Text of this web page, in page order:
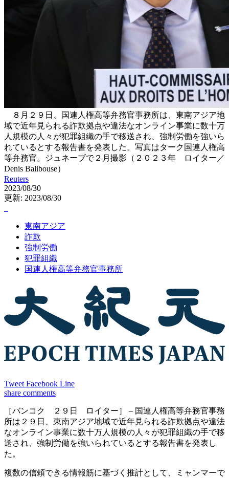
８月２９日、国連人権高等弁務官事務所は、東南アジア地
域で近年見られる詐欺拠点や違法なオンライン事業に数十万
人規模の人々が犯罪組織の手で移送され、強制労働を強いら
れているとする報告書を発表した。写真はターク国連人権高
等弁務官。ジュネーブで２月撮影（２０２３年 ロイター／
Denis Balibouse）
Reuters
2023/08/30
更新: 2023/08/30
東南アジア
詐欺
強制労働
犯罪組織
国連人権高等弁務官事務所
Tweet Facebook Line
share comments
［バンコク ２９日 ロイター］ – 国連人権高等弁務官事務
所は２９日、東南アジア地域で近年見られる詐欺拠点や違法
なオンライン事業に数十万人規模の人々が犯罪組織の手で移
送され、強制労働を強いられているとする報告書を発表し
た。
複数の信頼できる情報筋に基づく推計として、ミャンマーで